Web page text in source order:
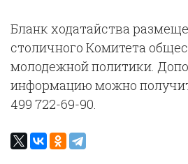
Бланк ходатайства
столичного Комитета
молодежной политики.
информацию можно
499 722-69-90.